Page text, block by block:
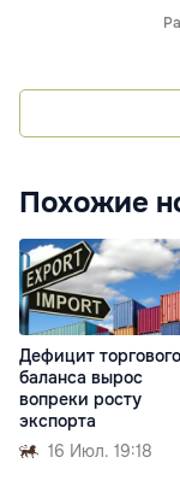
Похожие
Дефицит торгового
баланса вырос
вопреки росту
экспорта
16 Июл. 19:18